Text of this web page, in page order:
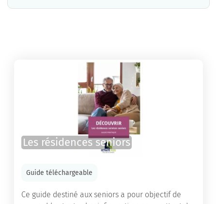
Les résidences seniors
Guide téléchargeable
Ce guide destiné aux seniors a pour objectif de